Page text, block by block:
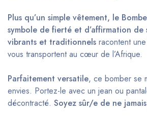
Plus qu’un simple vêtement, le
symbole de fierté et d’affirmation de
vibrants et traditionnels racontent
vous transportent au cœur de l’Afrique.
Parfaitement versatile, ce bomber se
envies. Portez-le avec un jean ou
décontracté. Soyez sûr/e de ne